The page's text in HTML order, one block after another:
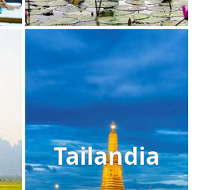
Tailandia